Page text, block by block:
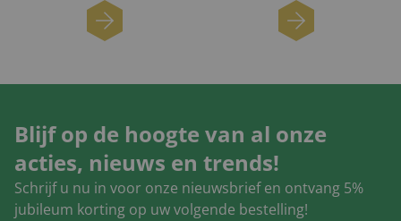
Blijf op de hoogte van al onze
acties, nieuws en trends!
Schrijf u nu in voor onze nieuwsbrief en ontvang 5%
jubileum korting op uw volgende bestelling!